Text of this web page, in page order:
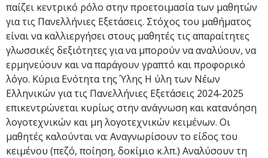
παίζει κεντρικό ρόλο στην προετοιμασία των μαθητών
για τις Πανελλήνιες Εξετάσεις. Στόχος του μαθήματος
είναι να καλλιεργήσει στους μαθητές τις απαραίτητες
γλωσσικές δεξιότητες για να μπορούν να αναλύουν, να
ερμηνεύουν και να παράγουν γραπτό και προφορικό
λόγο. Κύρια Ενότητα της Ύλης Η ύλη των Νέων
Ελληνικών για τις Πανελλήνιες Εξετάσεις 2024-2025
επικεντρώνεται κυρίως στην ανάγνωση και κατανόηση
λογοτεχνικών και μη λογοτεχνικών κειμένων. Οι
μαθητές καλούνται να: Αναγνωρίσουν το είδος του
κειμένου (πεζό, ποίηση, δοκίμιο κ.λπ.) Αναλύσουν τη